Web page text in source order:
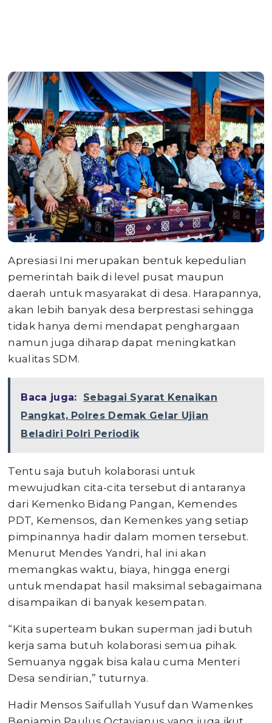
Apresiasi Ini merupakan bentuk kepedulian
pemerintah baik di level pusat maupun
daerah untuk masyarakat di desa. Harapannya,
akan lebih banyak desa berprestasi sehingga
tidak hanya demi mendapat penghargaan
namun juga diharap dapat meningkatkan
kualitas SDM.
Baca juga:
Sebagai Syarat Kenaikan
Pangkat, Polres Demak Gelar Ujian
Beladiri Polri Periodik
Tentu saja butuh kolaborasi untuk
mewujudkan cita-cita tersebut di antaranya
dari Kemenko Bidang Pangan, Kemendes
PDT, Kemensos, dan Kemenkes yang setiap
pimpinannya hadir dalam momen tersebut.
Menurut Mendes Yandri, hal ini akan
memangkas waktu, biaya, hingga energi
untuk mendapat hasil maksimal sebagaimana
disampaikan di banyak kesempatan.
“Kita superteam bukan superman jadi butuh
kerja sama butuh kolaborasi semua pihak.
Semuanya nggak bisa kalau cuma Menteri
Desa sendirian,” tuturnya.
Hadir Mensos Saifullah Yusuf dan Wamenkes